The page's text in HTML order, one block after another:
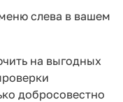
слева в вашем
на выгодных
добросовестно